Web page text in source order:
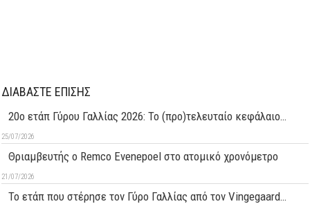
ΔΙΑΒΑΣΤΕ ΕΠΙΣΗΣ
20ο ετάπ Γύρου Γαλλίας 2026: Το (προ)τελευταίο κεφάλαιο…
25/07/2026
Θριαμβευτής ο Remco Evenepoel στο ατομικό χρονόμετρο
21/07/2026
Το ετάπ που στέρησε τον Γύρο Γαλλίας από τον Vingegaard…